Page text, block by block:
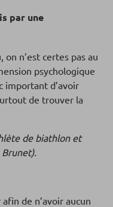
par une
n’est certes pas au
psychologique
important d’avoir
de trouver la
de biathlon et
de n’avoir aucun